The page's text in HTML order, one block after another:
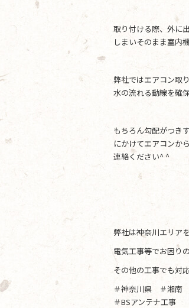
取り付ける際、外に
しまいそのまま室内
弊社ではエアコン取
水の流れる動線を確
もちろん勾配がつき
にかけてエアコンか
連絡ください^ ^
弊社は神奈川エリア
電気工事等でお困り
その他の工事でも対
＃神奈川県 ＃湘
＃BSアンテナ工事